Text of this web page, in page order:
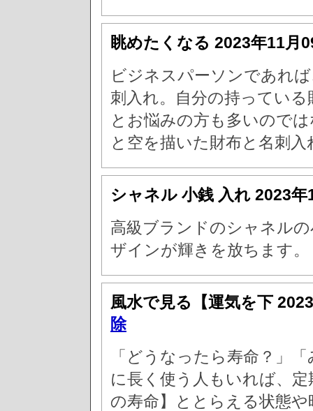
眺めたくなる 2023年11月
ビジネスパーソンであれ
刺入れ。自分の持ってい
とお悩みの方も多いので
と空を描いた財布と名刺入
シャネル 小銭 入れ 2023年
高級ブランドのシャネル
ザインが輝きを放ちます。
風水で見る【運気を下
除
「どうなったら寿命？」
に長く使う人もいれば、
の寿命】ととらえる状態